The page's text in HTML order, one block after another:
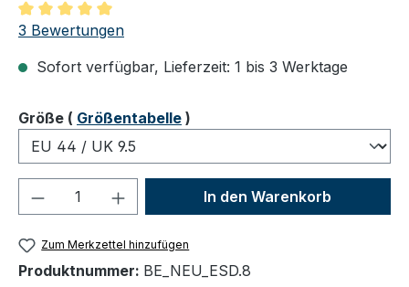
Durchschnittliche Bewertung von 5 von 5 Sternen
3 Bewertungen
Sofort verfügbar, Lieferzeit: 1 bis 3 Werktage
Größeauswählen
( Größentabelle )
Produkt Anzahl: Gib denIn den Warenkorb
Zum Merkzettel hinzufügen
Produktnummer: BE_NEU_ESD.8